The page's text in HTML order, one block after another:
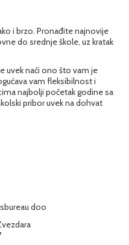
i brzo. Pronađite najnovije
do srednje škole, uz kratak
uvek naći ono što vam je
vam fleksibilnost i
najbolji početak godine sa
pribor uvek na dohvat
doo